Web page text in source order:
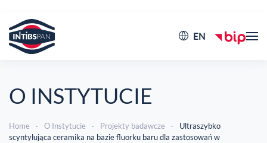
EN
O INSTYTUCIE
Home O Instytucie Projekty badawcze
Ultraszybko
scyntylująca ceramika na bazie fluorku baru dla zastosowań w